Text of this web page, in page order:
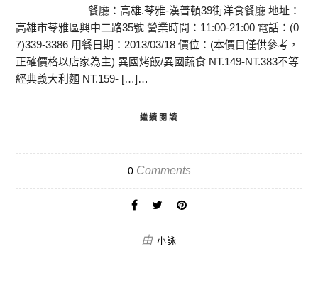
——————– 餐廳：高雄.苓雅-漢普頓39街洋食餐廳 地址：
高雄市苓雅區興中二路35號 營業時間：11:00-21:00 電話：(0
7)339-3386 用餐日期：2013/03/18 價位：(本價目僅供參考，
正確價格以店家為主) 異國烤飯/異國蔬食 NT.149-NT.383不等
經典義大利麵 NT.159- […]…
繼續閱讀
0Comments
由 小詠